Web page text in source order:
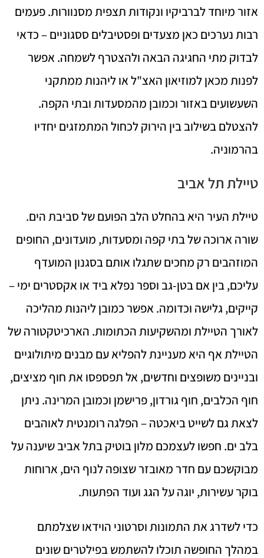
אזור מיוחד לברביקיו ונקודות תצפית מסנוורות. פעמים
רבות נערכים כאן מצעדים ופסטיבלים ססגוניים – כדאי
לבדוק מתי החגיגה הבאה ולהצטרף לשמחה. אפשר
לפנות מכאן למוזיאון האצ"ל או ליהנות ממתקני
השעשועים באזור וכמובן מהמסעדות ובתי הקפה.
להצטלם בשילוב בין הירוק לכחול המתמזגים יחדיו
בהרמוניה.
טיילת תל אביב
טיילת העיר היא בהחלט הלב הפועם של סביבת הים.
שורה ארוכה של בתי קפה ומסעדות, מועדונים, החופים
המוזהבים רק מחכים שתגלו אותם בסגנון המועדף
עליכם, בין אם בטן-גב וספר נפלא ביד או אקסטרים ימי –
קייקים, גלישה וכדומה. אפשר כמובן ליהנות מהליכה
לאורך הטיילת ומהשקיעות הכתומות. הארכיטקטורה של
הטיילת אף היא מעניינת להפליא עם מבנים מיתולוגיים
ובניינים משופצים וחדשים, אל תפספסו את חוף מציצים,
חוף הכלבים, חוף גורדון, פרישמן וכמובן המרינה. ניתן
לצאת גם לשייט ביאכטה – הפלגה רומנטית לאוהבים
בלב ים. חפשו לעצמכם מלון בוטיק בתל אביב שיענה על
מבוקשכם עם חדר מאובזר שצופה לנוף הים, ארוחות
בוקר עשירות, יוגה על הגג ועוד הפתעות.
כדי לשדרג את התמונות וסרטוני הוידאו שצלמתם
במהלך החופשה תוכלו להשתמש בפילטרים שונים